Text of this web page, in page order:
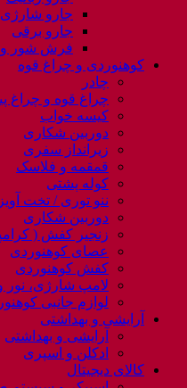
جارو شارژی
جارو برقی
فرش شور و
کوهنوردی و چراغ قوه
چادر
چراغ قوه و چراغ
کیسه خواب
دوربین شکاری
زیرانداز سفری
قمقمه و فلاسک
کوله پشتی
ننو توری / تخت
دوربین شکاری
زنجیر کفش (
عصای کوهنوردی
کفش کوهنوردی
لامپ شارژی، نور
لوازم جانبی
آرایشی و بهداشتی
آرایشی و بهداشتی
ادکلن و اسپری
کالای دیجیتال